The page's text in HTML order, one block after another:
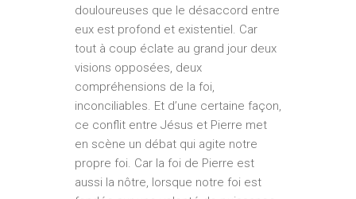
douloureuses que le désaccord entre
eux est profond et existentiel. Car
tout à coup éclate au grand jour deux
visions opposées, deux
compréhensions de la foi,
inconciliables. Et d’une certaine façon,
ce conflit entre Jésus et Pierre met
en scène un débat qui agite notre
propre foi. Car la foi de Pierre est
aussi la nôtre, lorsque notre foi est